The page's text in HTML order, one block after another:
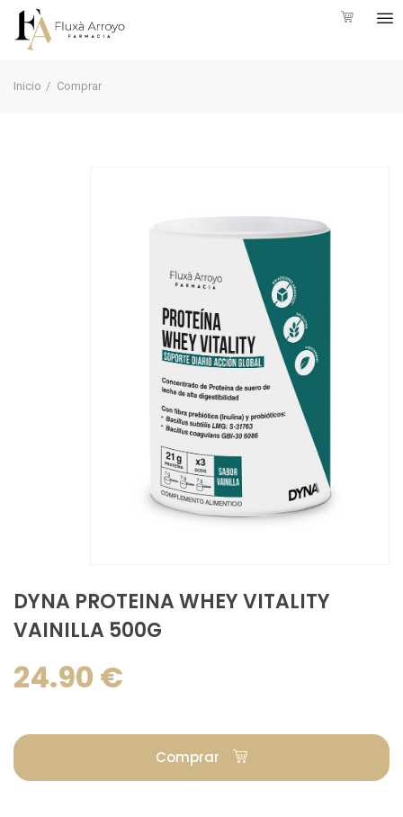
Inicio Comprar
DYNA PROTEINA WHEY VITALITY
VAINILLA 500G
24.90 €
Comprar